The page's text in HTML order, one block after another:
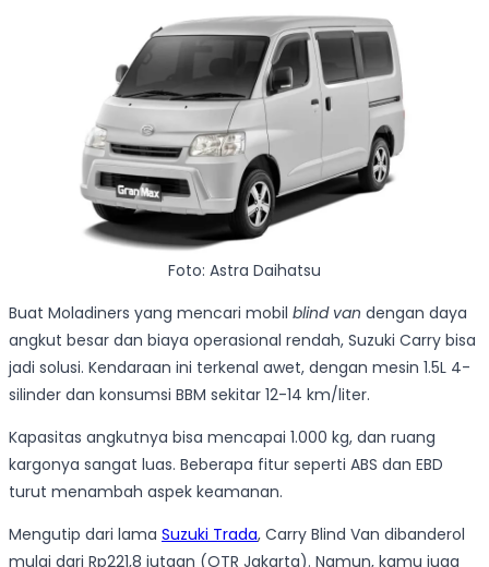
Foto: Astra Daihatsu
Buat Moladiners yang mencari mobil blind van dengan daya
angkut besar dan biaya operasional rendah, Suzuki Carry bisa
jadi solusi. Kendaraan ini terkenal awet, dengan mesin 1.5L 4-
silinder dan konsumsi BBM sekitar 12-14 km/liter.
Kapasitas angkutnya bisa mencapai 1.000 kg, dan ruang
kargonya sangat luas. Beberapa fitur seperti ABS dan EBD
turut menambah aspek keamanan.
Mengutip dari lama Suzuki Trada, Carry Blind Van dibanderol
mulai dari Rp221,8 jutaan (OTR Jakarta). Namun, kamu juga